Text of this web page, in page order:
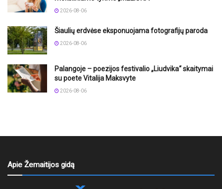
2026-08-06
Šiaulių erdvėse eksponuojama fotografijų paroda
2026-08-06
Palangoje – poezijos festivalio „Liudvika“ skaitymai
su poete Vitalija Maksvyte
2026-08-06
Apie Žemaitijos gidą